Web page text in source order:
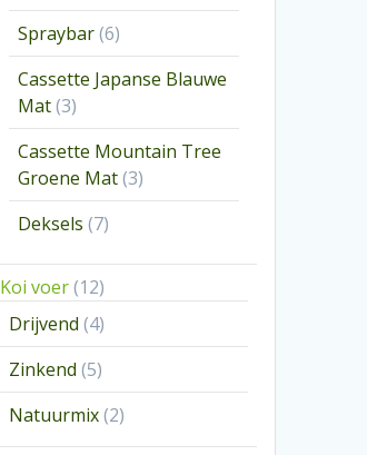
producten
Spraybar 66
producten
Cassette Japanse Blauwe
Mat 33
producten
Cassette Mountain Tree
Groene Mat 33
producten
Deksels 77
Koi voer 1212
producten
Drijvend 44
producten
Zinkend 55
producten
Natuurmix 22
producten